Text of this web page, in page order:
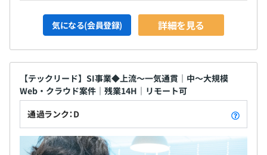
気になる(会員登録) 詳細を見る
【テックリード】SI事業◆上流～一気通貫｜中～大規模
Web・クラウド案件｜残業14H｜リモート可
通過ランク：D